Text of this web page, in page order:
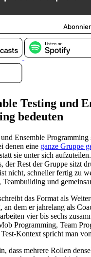
Testing und
bedeuten
Ensemble
denen eine ganze Gruppe
sie unter sich
der Rest der Gruppe sitzt
nicht, schneller fertig zu
Teambuilding und
das Format als
an dem er jahrelang als
vier bis sechs
Programming, Team
Kontext spricht man
dass mehrere Rollen